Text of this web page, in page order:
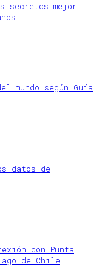
secretos mejor
mundo según Guía
datos de
con Punta
de Chile